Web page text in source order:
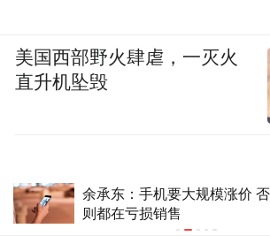
三星七款新品发布时间泄露：
S26 FE或于9月4日首发
美国西部野火肆虐，一灭火
直升机坠毁